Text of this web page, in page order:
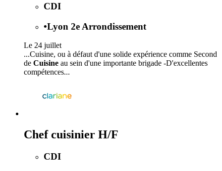
CDI
•Lyon 2e Arrondissement
Le 24 juillet
...Cuisine, ou à défaut d'une solide expérience comme Second
de Cuisine au sein d'une importante brigade -D'excellentes
compétences...
Chef cuisinier H/F
CDI